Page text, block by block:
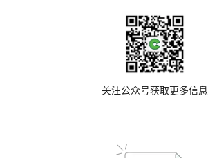
关注公众号获取更多信息